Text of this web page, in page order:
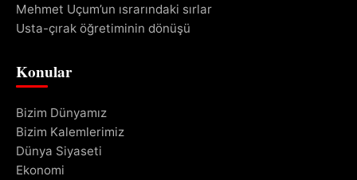
Mehmet Uçum’un ısrarındaki sırlar
Usta-çırak öğretiminin dönüşü
Konular
Bizim Dünyamız
Bizim Kalemlerimiz
Dünya Siyaseti
Ekonomi